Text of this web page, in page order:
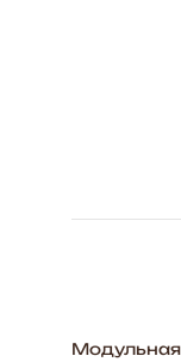
Модульная